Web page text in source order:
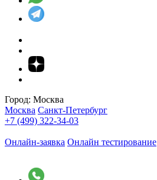
Город: Москва
Москва Санкт-Петербург
+7 (499) 322-34-03
Онлайн-заявка Онлайн тестирование